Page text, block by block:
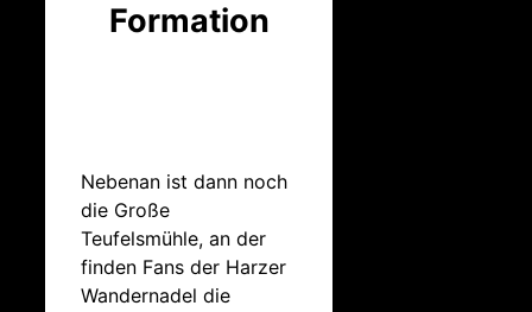
Formation
Nebenan ist dann noch
die Große
Teufelsmühle, an der
finden Fans der Harzer
Wandernadel die